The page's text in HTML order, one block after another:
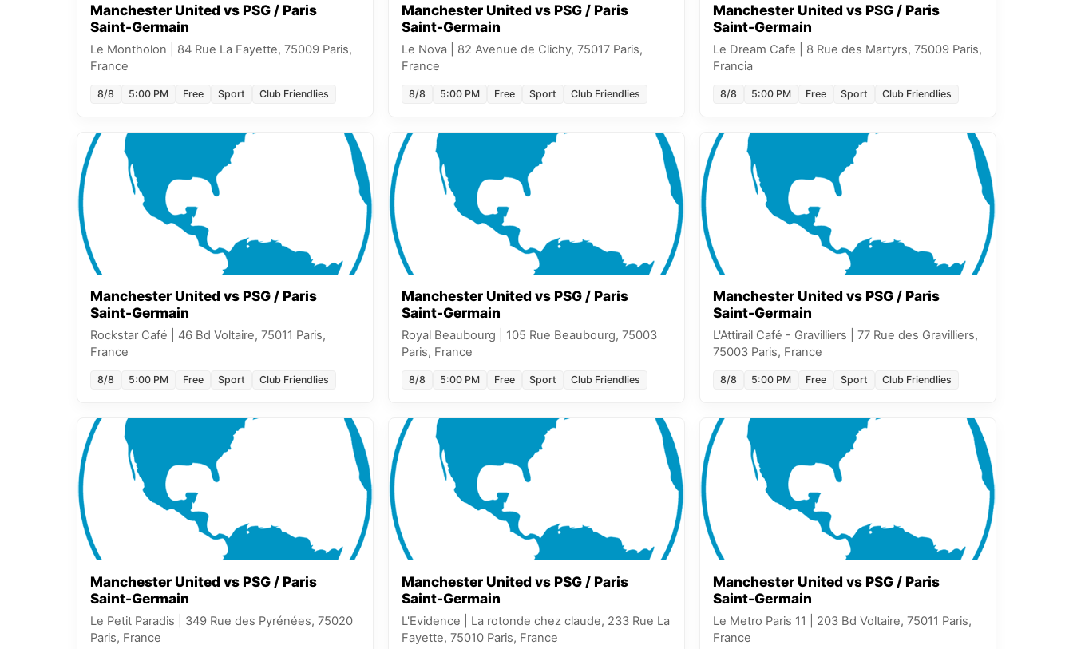
Manchester United vs PSG / Paris
Saint-Germain
Le Montholon
84 Rue La Fayette, 75009 Paris,
France
8/8 5:00 PM Free Sport Club Friendlies
Manchester United vs PSG / Paris
Saint-Germain
Le Nova
82 Avenue de Clichy, 75017 Paris,
France
8/8 5:00 PM Free Sport Club Friendlies
Manchester United vs PSG / Paris
Saint-Germain
Le Dream Cafe
8 Rue des Martyrs, 75009 Paris,
Francia
8/8 5:00 PM Free Sport Club Friendlies
Manchester United vs PSG / Paris
Saint-Germain
Rockstar Café
46 Bd Voltaire, 75011 Paris,
France
8/8 5:00 PM Free Sport Club Friendlies
Manchester United vs PSG / Paris
Saint-Germain
Royal Beaubourg
105 Rue Beaubourg, 75003
Paris, France
8/8 5:00 PM Free Sport Club Friendlies
Manchester United vs PSG / Paris
Saint-Germain
L'Attirail Café - Gravilliers
77 Rue des Gravilliers,
75003 Paris, France
8/8 5:00 PM Free Sport Club Friendlies
Manchester United vs PSG / Paris
Saint-Germain
Le Petit Paradis
349 Rue des Pyrénées, 75020
Paris, France
Manchester United vs PSG / Paris
Saint-Germain
L'Evidence
La rotonde chez claude, 233 Rue La
Fayette, 75010 Paris, France
Manchester United vs PSG / Paris
Saint-Germain
Le Metro Paris 11
203 Bd Voltaire, 75011 Paris,
France